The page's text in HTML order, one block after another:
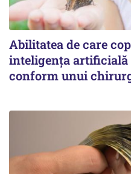
Abilitatea de care
inteligența artificială
conform unui